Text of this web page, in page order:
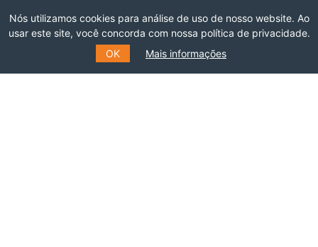
Rua Marquês de São Vicente, 389
Gávea, Rio de Janeiro - RJ
Nós utilizamos cookies para análise de uso de nosso website. Ao
usar este site, você concorda com nossa política de privacidade.
OK
Mais informações